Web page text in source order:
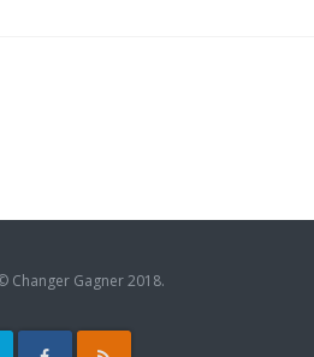
Changer Gagner 2018.